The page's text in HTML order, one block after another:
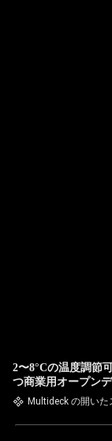
2〜8°Cの温度調節
つ商業用オープン
Multideck の開いた